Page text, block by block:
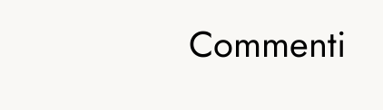
Commenti